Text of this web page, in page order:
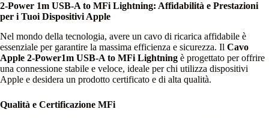
2-Power 1m USB-A to MFi Lightning: Affidabilità e Prestazioni
per i Tuoi Dispositivi Apple
Nel mondo della tecnologia, avere un cavo di ricarica affidabile è
essenziale per garantire la massima efficienza e sicurezza. Il Cavo
Apple 2-Power1m USB-A to MFi Lightning è progettato per offrire
una connessione stabile e veloce, ideale per chi utilizza dispositivi
Apple e desidera un prodotto certificato e di alta qualità.
Qualità e Certificazione MFi